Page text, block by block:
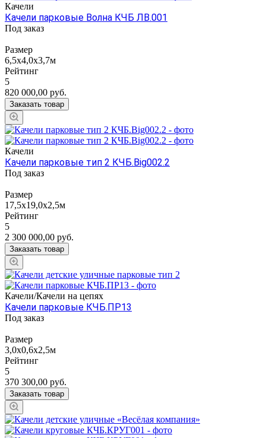
Качели
Качели парковые Волна КЧБ ЛВ.001
Под заказ
Размер
6,5х4,0х3,7м
Рейтинг
5
820 000,00 руб.
Заказать товар
Качели
Качели парковые тип 2 КЧБ.Big002.2
Под заказ
Размер
17,5х19,0х2,5м
Рейтинг
5
2 300 000,00 руб.
Заказать товар
Качели/Качели на цепях
Качели парковые КЧБ.ПР13
Под заказ
Размер
3,0х0,6х2,5м
Рейтинг
5
370 300,00 руб.
Заказать товар